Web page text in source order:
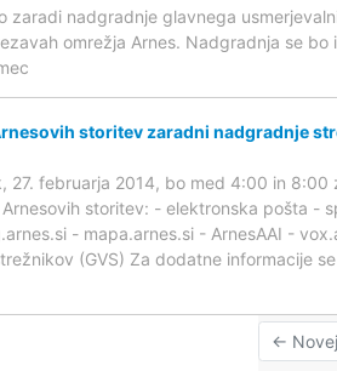
zaradi nadgradnje glavnega
omrežja Arnes. Nadgradnja se
storitev zaradni nadgradnje
27. februarja 2014, bo med 4:00 in
storitev: - elektronska pošta -
- mapa.arnes.si - ArnesAAI -
(GVS) Za dodatne informacije
←